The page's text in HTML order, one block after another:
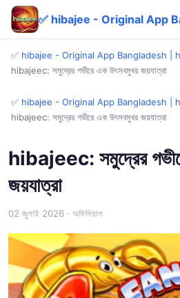
✅ hibajee - Original App Bangladesh |
hibajeec: সমুদ্রের গভীরে এক উৎসবমুখর জয়যাত্রা
✅ hibajee - Original App Bangladesh |
hibajeec: সমুদ্রের গভীরে এক উৎসবমুখর জয়যাত্রা
hibajeec: সমুদ্রের
জয়যাত্রা
02 জুলাই 2026 · অফিসিয়াল